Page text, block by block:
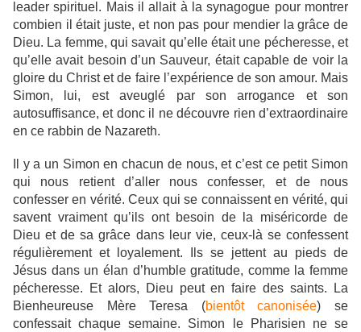
leader spirituel. Mais il allait à la synagogue pour montrer
combien il était juste, et non pas pour mendier la grâce de
Dieu. La femme, qui savait qu’elle était une pécheresse, et
qu’elle avait besoin d’un Sauveur, était capable de voir la
gloire du Christ et de faire l’expérience de son amour. Mais
Simon, lui, est aveuglé par son arrogance et son
autosuffisance, et donc il ne découvre rien d’extraordinaire
en ce rabbin de Nazareth.
Il y a un Simon en chacun de nous, et c’est ce petit Simon
qui nous retient d’aller nous confesser, et de nous
confesser en vérité. Ceux qui se connaissent en vérité, qui
savent vraiment qu’ils ont besoin de la miséricorde de
Dieu et de sa grâce dans leur vie, ceux-là se confessent
régulièrement et loyalement. Ils se jettent au pieds de
Jésus dans un élan d’humble gratitude, comme la femme
pécheresse. Et alors, Dieu peut en faire des saints. La
Bienheureuse Mère Teresa (bientôt canonisée) se
confessait chaque semaine. Simon le Pharisien ne se